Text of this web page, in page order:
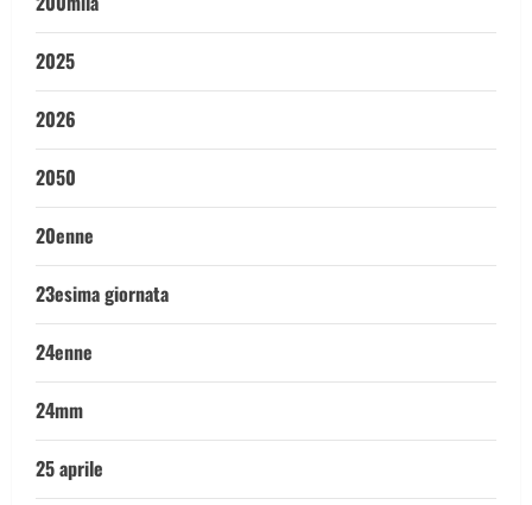
2025
2026
2050
20enne
23esima giornata
24enne
24mm
25 aprile